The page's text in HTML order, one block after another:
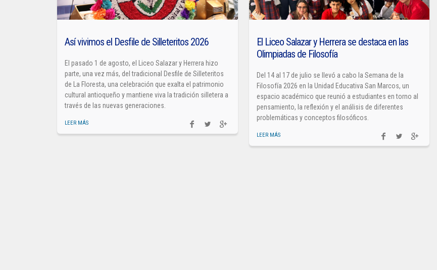
Así vivimos el Desfile de Silleteritos 2026
El pasado 1 de agosto, el Liceo Salazar y Herrera hizo
parte, una vez más, del tradicional Desfile de Silleteritos
de La Floresta, una celebración que exalta el patrimonio
cultural antioqueño y mantiene viva la tradición silletera a
través de las nuevas generaciones.
LEER MÁS
El Liceo Salazar y Herrera se destaca en las
Olimpiadas de Filosofía
Del 14 al 17 de julio se llevó a cabo la Semana de la
Filosofía 2026 en la Unidad Educativa San Marcos, un
espacio académico que reunió a estudiantes en torno al
pensamiento, la reflexión y el análisis de diferentes
problemáticas y conceptos filosóficos.
LEER MÁS